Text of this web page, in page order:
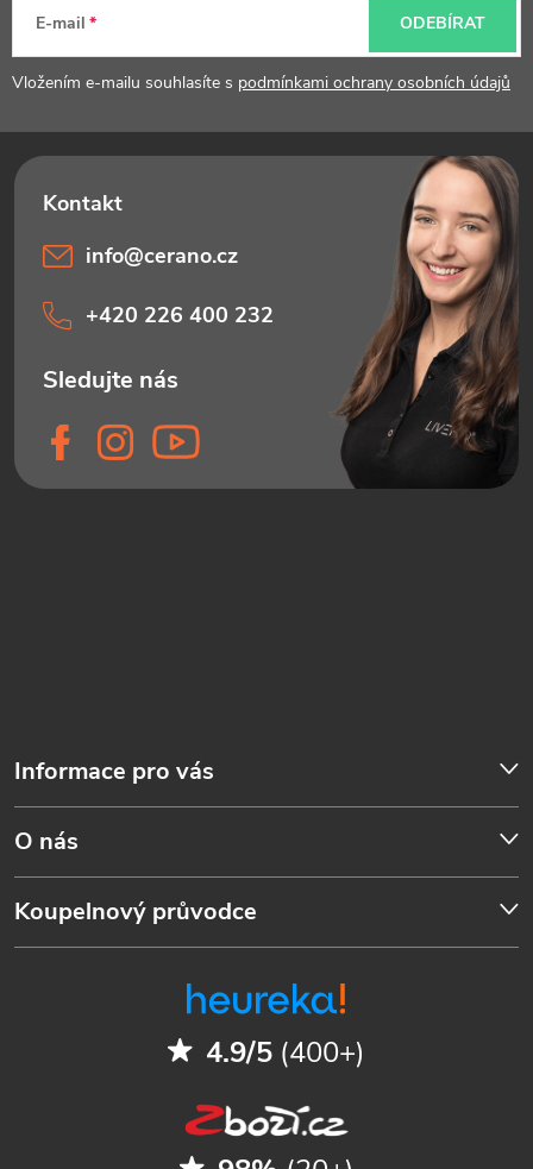
E-mail
Vložením e-mailu souhlasíte s podmínkami ochrany osobních údajů
ODEBÍRAT
Informace pro vás
O nás
Koupelnový průvodce
info@cerano.cz
+420 226 400 232
4.9/5 (400+)